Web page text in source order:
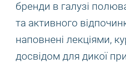
бренди в галузі
та активного
наповнені лекціями,
досвідом для дикої